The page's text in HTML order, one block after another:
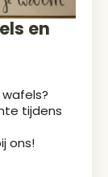
en
tijdens
ons!